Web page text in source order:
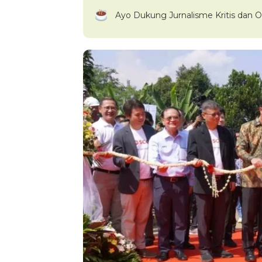
Ayo Dukung Jurnalisme Kritis dan